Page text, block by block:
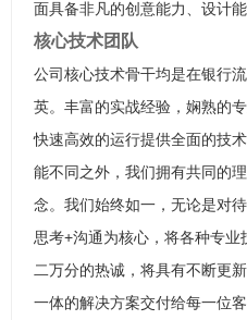
面具备非凡的创意能力、设计能
核心技术团队
公司核心技术骨干均是在银行
英。丰富的实战经验，娴熟的
快速高效的运行提供全面的技
能不同之外，我们拥有共同的
念。我们始终如一，无论是对
思考+沟通为核心，将各种专
二万分的热诚，将具有不断更
一体的解决方案交付给每一位客